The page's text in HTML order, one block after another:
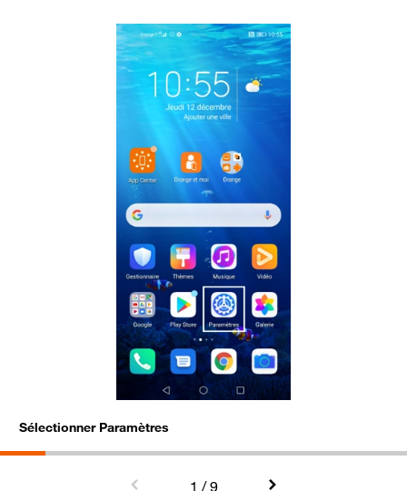
Sélectionner Paramètres
1 / 9